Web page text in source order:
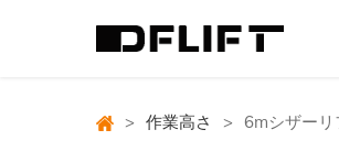
> 作業高さ > 6mシザーリ